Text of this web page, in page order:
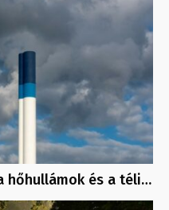
hőhullámok és a téli…